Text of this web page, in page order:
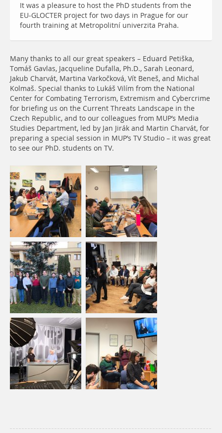
It was a pleasure to host the PhD students from the
EU-GLOCTER project for two days in Prague for our
fourth training at Metropolitní univerzita Praha.
Many thanks to all our great speakers – Eduard Petiška,
Tomáš Gavlas, Jacqueline Dufalla, Ph.D., Sarah Leonard,
Jakub Charvát, Martina Varkočková, Vít Beneš, and Michal
Kolmaš. Special thanks to Lukáš Vilím from the National
Center for Combating Terrorism, Extremism and Cybercrime
for briefing us on the Current Threats Landscape in the
Czech Republic, and to our colleagues from MUP’s Media
Studies Department, led by Jan Jirák and Martin Charvát, for
preparing a special session in MUP’s TV Studio – it was great
to see our PhD. students on TV.